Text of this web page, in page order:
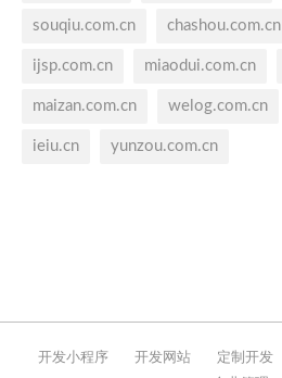
souqiu.com.cn chashou.com.cn
ijsp.com.cn miaodui.com.cn
maizan.com.cn welog.com.cn
ieiu.cn yunzou.com.cn
开发小程序 开发网站 定制开发